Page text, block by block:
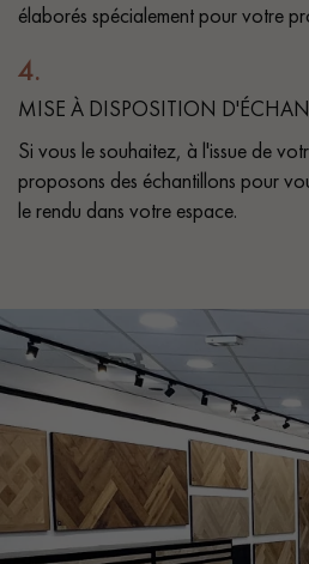
Demandez un rendez-
élaborés spécialement pour votre
4.
MISE À DISPOSITION
Si vous le souhaitez, à l'issue de
proposons des échantillons pour
le rendu dans votre espace.